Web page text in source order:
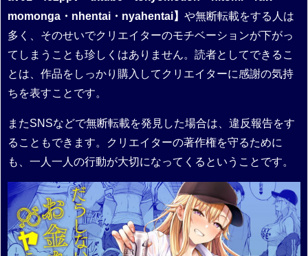
momonga・nhentai・nyahentai】 や無断転載をする人は
多く、そのせいでクリエイターのモチベーションが下がっ
てしまうことも珍しくはありません。読者としてできるこ
とは、作品をしっかり購入してクリエイターに感謝の気持
ちを表すことです。
またSNSなどで無断転載を発見した場合は、違反報告をす
ることもできます。クリエイターの著作権を守るために
も、一人一人の行動が大切になってくるということです。